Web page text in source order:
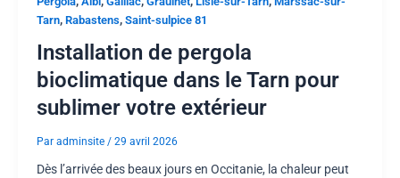
Tarn, Rabastens, Saint-sulpice 81
Installation de pergola
bioclimatique dans le Tarn pour
sublimer votre extérieur
Par adminsite / 29 avril 2026
Dès l’arrivée des beaux jours en Occitanie, la chaleur peut